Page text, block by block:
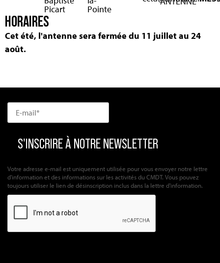
Picart Pointe
HORAIRES
Cet été, l'antenne sera fermée du 11 juillet au 24
août.
Votre adresse e-mail est uniquement utilisée pour vous envoyer notre lettre
d'information et des informations sur les activités du CMDT. Vous pouvez
toujours utiliser le lien de désinscription inclus dans la lettre d'information.